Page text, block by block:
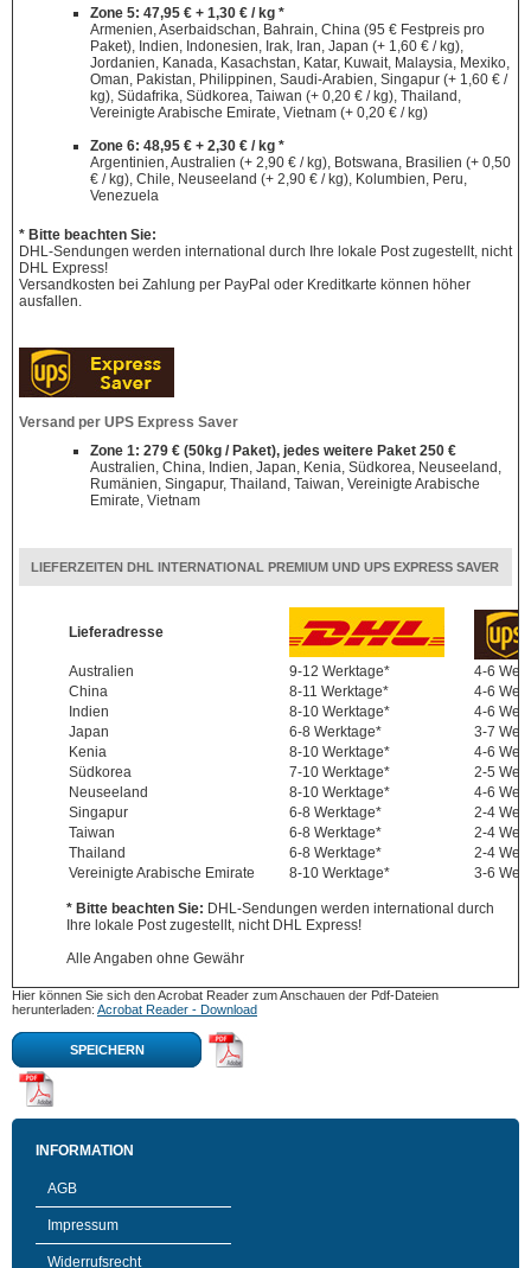
Zone 5: 47,95 € + 1,30 € / kg *
Armenien, Aserbaidschan, Bahrain, China (95 € Festpreis pro
Paket), Indien, Indonesien, Irak, Iran, Japan (+ 1,60 € / kg),
Jordanien, Kanada, Kasachstan, Katar, Kuwait, Malaysia, Mexiko,
Oman, Pakistan, Philippinen, Saudi-Arabien, Singapur (+ 1,60 € /
kg), Südafrika, Südkorea, Taiwan (+ 0,20 € / kg), Thailand,
Vereinigte Arabische Emirate, Vietnam (+ 0,20 € / kg)
Zone 6: 48,95 € + 2,30 € / kg *
Argentinien, Australien (+ 2,90 € / kg), Botswana, Brasilien (+ 0,50
€ / kg), Chile, Neuseeland (+ 2,90 € / kg), Kolumbien, Peru,
Venezuela
* Bitte beachten Sie:
DHL-Sendungen werden international durch Ihre lokale Post zugestellt, nicht
DHL Express!
Versandkosten bei Zahlung per PayPal oder Kreditkarte können höher
ausfallen.
Versand per UPS Express Saver
Zone 1: 279 € (50kg / Paket), jedes weitere Paket 250 €
Australien, China, Indien, Japan, Kenia, Südkorea, Neuseeland,
Rumänien, Singapur, Thailand, Taiwan, Vereinigte Arabische
Emirate, Vietnam
LIEFERZEITEN DHL INTERNATIONAL PREMIUM UND UPS EXPRESS SAVER
Lieferadresse
Australien 9-12 Werktage*
4-6
China
8-11 Werktage*
4-6
Indien
8-10 Werktage*
4-6
Japan
6-8 Werktage*
3-7
Kenia
8-10 Werktage*
4-6
Südkorea
7-10 Werktage*
2-5
Neuseeland
8-10 Werktage*
4-6
Singapur
6-8 Werktage*
2-4
Taiwan
6-8 Werktage*
2-4
Thailand
6-8 Werktage*
2-4
Vereinigte Arabische Emirate
8-10 Werktage* 3-6
* Bitte beachten Sie: DHL-Sendungen werden international durch
Ihre lokale Post zugestellt, nicht DHL Express!
Alle Angaben ohne Gewähr
Hier können Sie sich den Acrobat Reader zum Anschauen der Pdf-Dateien
herunterladen: Acrobat Reader - Download
SPEICHERN
INFORMATION
AGB
Impressum
Widerrufsrecht